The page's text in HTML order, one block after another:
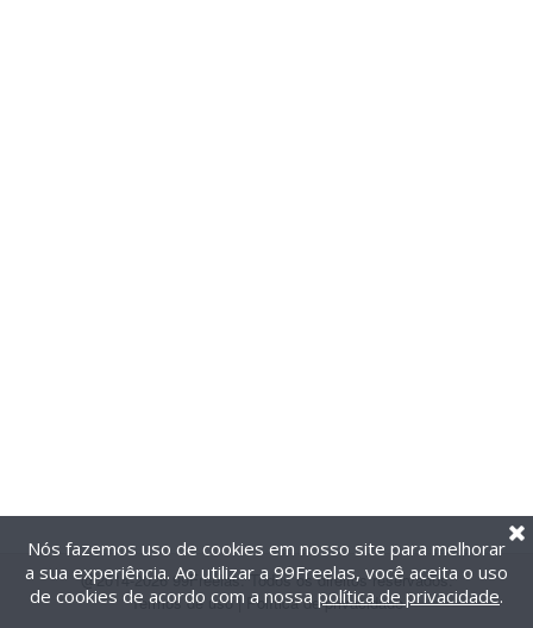
@2014-2026 99Freelas. Todos os direitos reservados.
Termos de uso| Política de privacidade
Nós fazemos uso de cookies em nosso site para melhorar
a sua experiência. Ao utilizar a 99Freelas, você aceita o uso
de cookies de acordo com a nossa política de privacidade.